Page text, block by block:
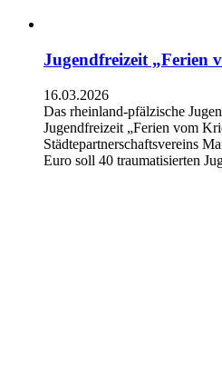
Jugendfreizeit „Ferien
16.03.2026
Das rheinland-pfälzische
Jugendfreizeit „Ferien vom
Städtepartnerschaftsvereins
Euro soll 40 traumatisierten